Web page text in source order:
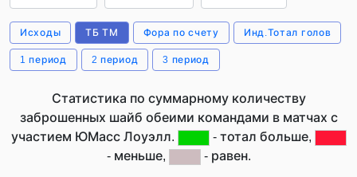
Исходы ТБ ТМ Фора по счету Инд.Тотал голов
1 период 2 период 3 период
Статистика по суммарному количеству
заброшенных шайб обеими командами в матчах с
участием ЮМасс Лоуэлл.
- тотал больше,
- меньше,
- равен.